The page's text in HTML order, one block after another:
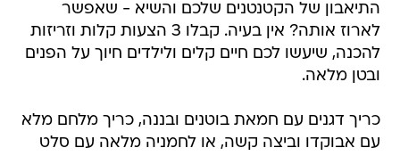
התיאבון של הקטנטנים שלכם והשיא - שאפשר
לארוז אותה? אין בעיה. קבלו 3 הצעות קלות וזריזות
להכנה, שיעשו לכם חיים קלים ולילדים חיוך על הפנים
ובטן מלאה.
כריך דגנים עם חמאת בוטנים ובננה, כריך מלחם מלא
עם אבוקדו וביצה קשה, או לחמניה מלאה עם סלט